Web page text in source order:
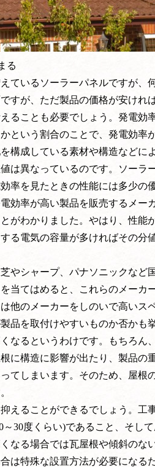
る
ているソーラーパネルですが、
すが、ただ製品の価格が安けれ
ることも必要でしょう。発電効
という割合のことで、発電効率
構成している素材や構造などに
は異なっているのです。ソーラ
率を見たときの性能には多少の
効率が高い製品を販売するメー
がわかりました。やはり、性能
る電気の容量が多ければその分
やシャープ、パナソニックなど
当てはめると、これらのメーカ
他のメーカーをしのいで高いス
品を取付けやすいものか否かも
なるというわけです。もちろん
に構造に影響が出たり、製品の
てしまいます。そのため、屋根
えることができるでしょう。工
30度くらい)であること、そし
なる場合では瓦屋根や傾斜のな
は特殊な設置方法が必要になる